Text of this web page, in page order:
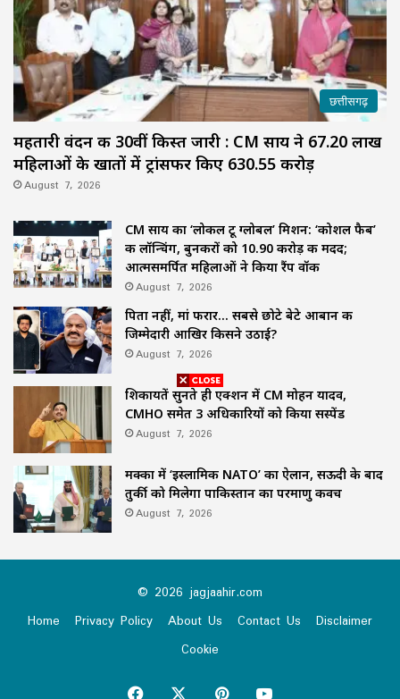
छत्तीसगढ़
महतारी वंदन की 30वीं किस्त जारी : CM साय ने 67.20 लाख
महिलाओं के खातों में ट्रांसफर किए ₹630.55 करोड़
August 7, 2026
CM साय का ‘लोकल टू ग्लोबल’ मिशन: ‘कोशल फैब’
की लॉन्चिंग, बुनकरों को 10.90 करोड़ की मदद;
आत्मसमर्पित महिलाओं ने किया रैंप वॉक
August 7, 2026
पिता नहीं, मां फरार… सबसे छोटे बेटे आबान की
जिम्मेदारी आखिर किसने उठाई?
August 7, 2026
शिकायतें सुनते ही एक्शन में CM मोहन यादव,
CMHO समेत 3 अधिकारियों को किया सस्पेंड
August 7, 2026
मक्का में ‘इस्लामिक NATO’ का ऐलान, सऊदी के बाद
तुर्की को मिलेगा पाकिस्तान का परमाणु कवच
August 7, 2026
© 2026 jagjaahir.com
Home
Privacy Policy About Us Contact Us
Disclaimer
Cookie